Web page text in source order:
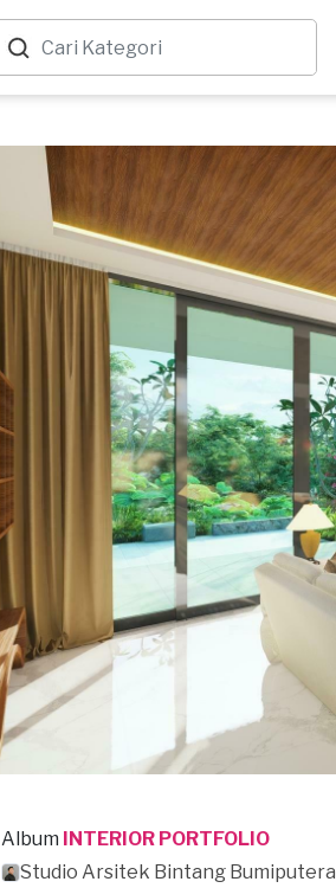
Album INTERIOR PORTFOLIO
Studio Arsitek Bintang Bumiputera